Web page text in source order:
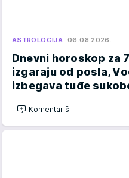
ASTROLOGIJA 06.08.2026.
Dnevni horoskop za
izgaraju od posla,
izbegava tuđe
Komentariši